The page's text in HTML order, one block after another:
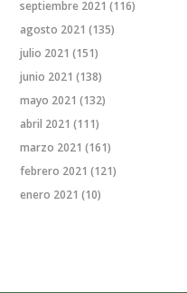
septiembre 2021 (116)
agosto 2021 (135)
julio 2021 (151)
junio 2021 (138)
mayo 2021 (132)
abril 2021 (111)
marzo 2021 (161)
febrero 2021 (121)
enero 2021 (10)